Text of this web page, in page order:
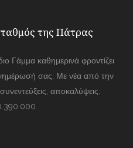
της Πάτρας
Γάμμα καθημερινά φροντίζει
ενημέρωσή σας. Με νέα από την
αποκαλύψεις.